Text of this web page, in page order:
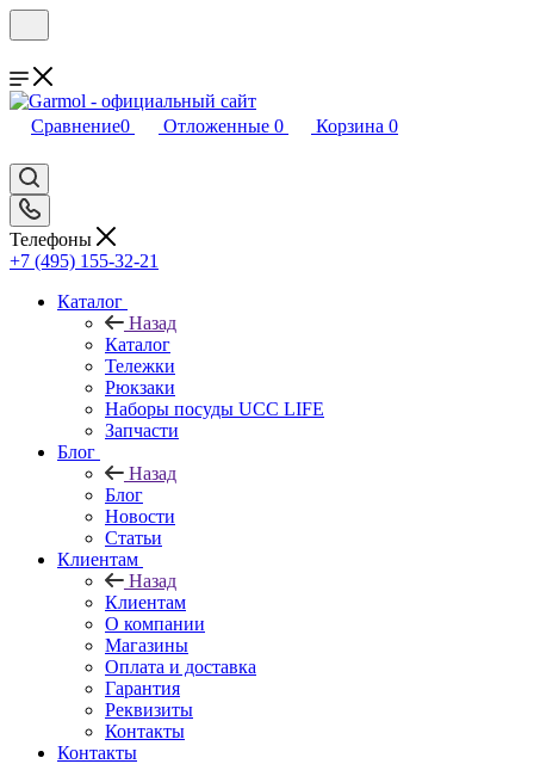
Сравнение0 Отложенные 0 Корзина 0
Телефоны
+7 (495) 155-32-21
Каталог
Назад
Каталог
Тележки
Рюкзаки
Наборы посуды UCC LIFE
Запчасти
Блог
Назад
Блог
Новости
Статьи
Клиентам
Назад
Клиентам
О компании
Магазины
Оплата и доставка
Гарантия
Реквизиты
Контакты
Контакты